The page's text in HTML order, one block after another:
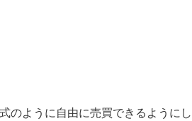
のように自由に売買できるようにし